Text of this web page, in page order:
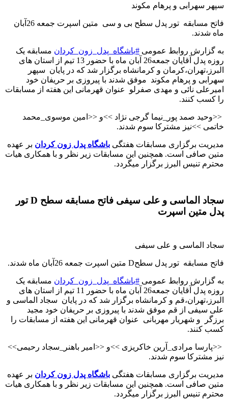
سپهر سهرابی و پرهام مکوند
فاتح مسابقه تور پدل سطح بی و سی متین اسپرت جمعه 26آبان
ماه شدند.
به گزارش روابط عمومی #باشگاه_پدل_زون_کردان مسابقه یک
روزه پدل آقایان جمعه26 آبان ماه با حضور 13 تیم از استان های
البرز،تهران‌،کرمان و کرمانشاه برگزار شد که در پایان سپهر
سهرابی و پرهام مکوند موفق شدند با پیروزی بر حریفان خود
امیرعلی نائی و مهدی صفرلو عنوان قهرمانی این هفته از مسابقات
را کسب کنند.
>>وحید صمد پور_نیما گرجی نژاد <<و >> امین موسوی_محمد
خاتمی <<نیز مشترکا سوم شدند.
مدیریت برگزاری مسابقات هفتگی باشگاه پدل زون کردان بر عهده
متین صافی است. همچنین این مسابقات زیر نظر و با همکاری هیات
محترم تنیس البرز برگزار میگردد.
سجاد الماسی و علی سیفی فاتح مسابقه سطح D تور
پدل متین اسپرت
سجاد الماسی و علی سیفی
فاتح مسابقه تور پدل سطحD متین اسپرت جمعه 26آبان ماه شدند .
به گزارش روابط عمومی #باشگاه_پدل_زون_کردان مسابقه یک
روزه پدل آقایان جمعه26 آبان ماه با حضور 11 تیم از استان های
البرز،تهران‌،قم و کرمانشاه برگزار شد که در پایان سجاد الماسی و
علی سیفی از قم موفق شدند با پیروزی بر حریفان خود مجید
برزگر و شهریار مهربانی عنوان قهرمانی این هفته از مسابقات را
کسب کنند.
>>پارسا مرادی_آرین خاکریزی <<و >> امیر باهنر_سجاد رحیمی<<
نیز مشترکا سوم شدند.
مدیریت برگزاری مسابقات هفتگی باشگاه پدل زون کردان بر عهده
متین صافی است. همچنین این مسابقات زیر نظر و با همکاری هیات
محترم تنیس البرز برگزار میگردد.